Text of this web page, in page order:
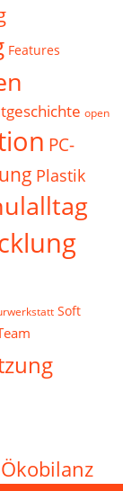
Features
open
PC-
Plastik
Soft
Ökobilanz